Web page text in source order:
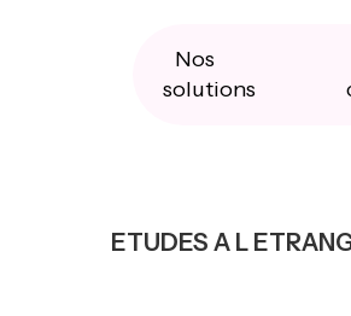
Nos
solutions
ETUDES A L